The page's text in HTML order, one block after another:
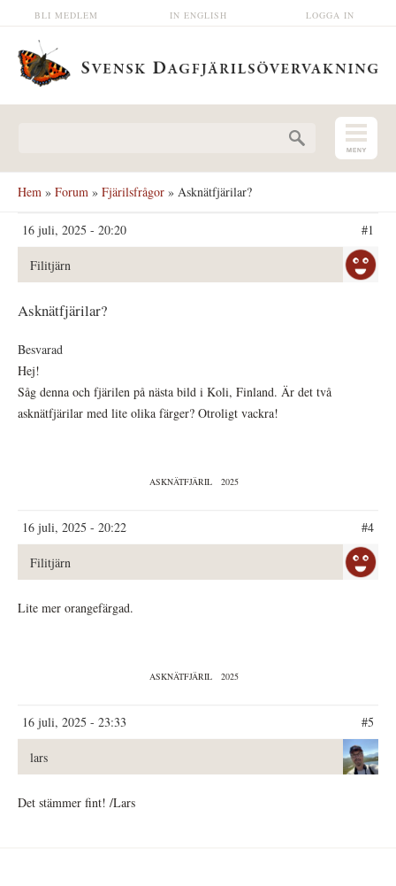
Hoppa till huvudinnehåll LOGGA IN
IN ENGLISH
BLI MEDLEM
Hem » Forum » Fjärilsfrågor » Asknätfjärilar?
16 juli, 2025 - 20:20 #1
Filitjärn
Asknätfjärilar?
Besvarad
Hej!
Såg denna och fjärilen på nästa bild i Koli, Finland. Är det två
asknätfjärilar med lite olika färger? Otroligt vackra!
ASKNÄTFJÄRIL 2025
16 juli, 2025 - 20:22 #4
Filitjärn
Lite mer orangefärgad.
ASKNÄTFJÄRIL 2025
16 juli, 2025 - 23:33 #5
lars
Det stämmer fint! /Lars